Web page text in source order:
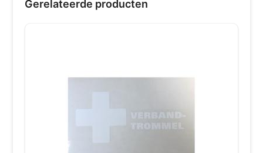
Gerelateerde producten